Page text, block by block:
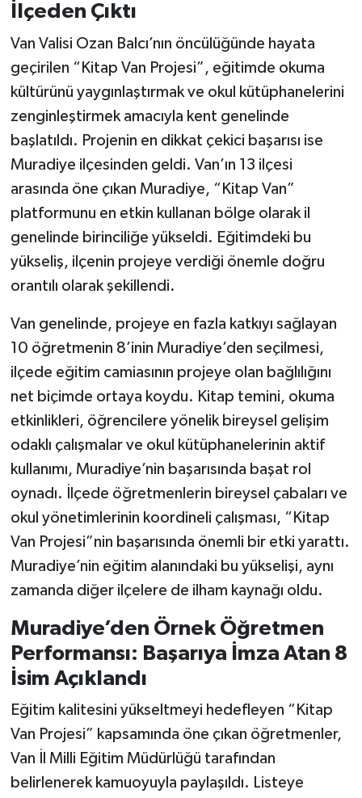
İlçeden Çıktı
Van Valisi Ozan Balcı’nın öncülüğünde hayata
geçirilen “Kitap Van Projesi”, eğitimde okuma
kültürünü yaygınlaştırmak ve okul kütüphanelerini
zenginleştirmek amacıyla kent genelinde
başlatıldı. Projenin en dikkat çekici başarısı ise
Muradiye ilçesinden geldi. Van’ın 13 ilçesi
arasında öne çıkan Muradiye, “Kitap Van”
platformunu en etkin kullanan bölge olarak il
genelinde birinciliğe yükseldi. Eğitimdeki bu
yükseliş, ilçenin projeye verdiği önemle doğru
orantılı olarak şekillendi.
Van genelinde, projeye en fazla katkıyı sağlayan
10 öğretmenin 8’inin Muradiye’den seçilmesi,
ilçede eğitim camiasının projeye olan bağlılığını
net biçimde ortaya koydu. Kitap temini, okuma
etkinlikleri, öğrencilere yönelik bireysel gelişim
odaklı çalışmalar ve okul kütüphanelerinin aktif
kullanımı, Muradiye’nin başarısında başat rol
oynadı. İlçede öğretmenlerin bireysel çabaları ve
okul yönetimlerinin koordineli çalışması, “Kitap
Van Projesi”nin başarısında önemli bir etki yarattı.
Muradiye’nin eğitim alanındaki bu yükselişi, aynı
zamanda diğer ilçelere de ilham kaynağı oldu.
Muradiye’den Örnek Öğretmen
Performansı: Başarıya İmza Atan 8
İsim Açıklandı
Eğitim kalitesini yükseltmeyi hedefleyen “Kitap
Van Projesi” kapsamında öne çıkan öğretmenler,
Van İl Milli Eğitim Müdürlüğü tarafından
belirlenerek kamuoyuyla paylaşıldı. Listeye